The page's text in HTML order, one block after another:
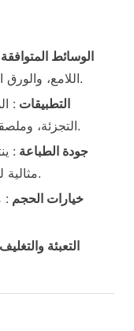
الوسائط المتوافقة
اللامع، والورق الحراري، والملصقات الورقية الأخرى.
التطبيقات :
التجزئة، وملصقات إدارة المستودعات، وما إلى ذلك.
جودة الطباعة :
مثالية للرموز الشريطية والنصوص القياسية.
خيارات الحجم :
التعبئة والتغليف